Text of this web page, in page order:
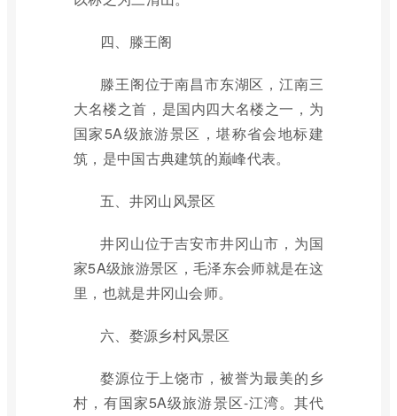
四、滕王阁
滕王阁位于南昌市东湖区，江南三
大名楼之首，是国内四大名楼之一，为
国家5A级旅游景区，堪称省会地标建
筑，是中国古典建筑的巅峰代表。
五、井冈山风景区
井冈山位于吉安市井冈山市，为国
家5A级旅游景区，毛泽东会师就是在这
里，也就是井冈山会师。
六、婺源乡村风景区
婺源位于上饶市，被誉为最美的乡
村，有国家5A级旅游景区-江湾。其代